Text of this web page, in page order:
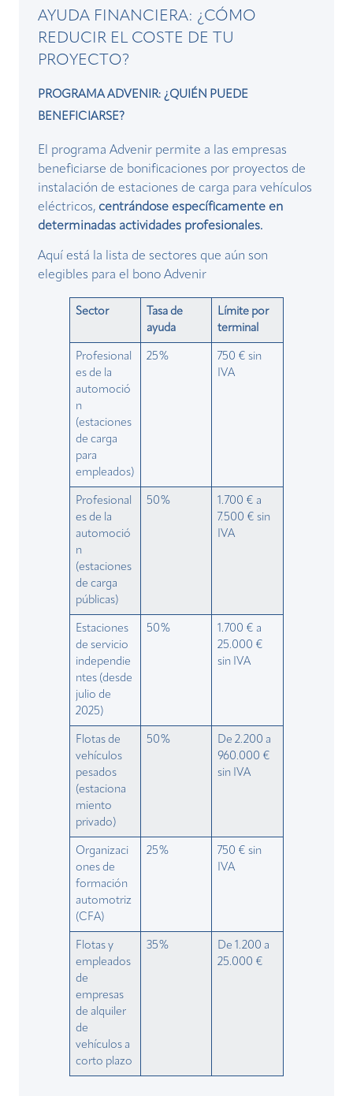
AYUDA FINANCIERA: ¿CÓMO
REDUCIR EL COSTE DE TU
PROYECTO?
PROGRAMA ADVENIR: ¿QUIÉN PUEDE
BENEFICIARSE?
El programa Advenir permite a las empresas
beneficiarse de bonificaciones por proyectos de
instalación de estaciones de carga para vehículos
eléctricos, centrándose específicamente en
determinadas actividades profesionales.
Aquí está la lista de sectores que aún son
elegibles para el bono Advenir
Sector
Tasa de
ayuda
Límite por
terminal
Profesional
es de la
automoció
n
(estaciones
de carga
para
empleados)
25%
750 € sin
IVA
Profesional
es de la
automoció
n
(estaciones
de carga
públicas)
50%
1.700 € a
7.500 € sin
IVA
Estaciones
de servicio
independie
ntes (desde
julio de
2025)
50%
1.700 € a
25.000 €
sin IVA
Flotas de
vehículos
pesados ​​
(estaciona
miento
privado)
50%
De 2.200 a
960.000 €
sin IVA
Organizaci
ones de
formación
automotriz
(CFA)
25%
750 € sin
IVA
Flotas y
empleados
de
empresas
de alquiler
de
vehículos a
corto plazo
35%
De 1.200 a
25.000 €